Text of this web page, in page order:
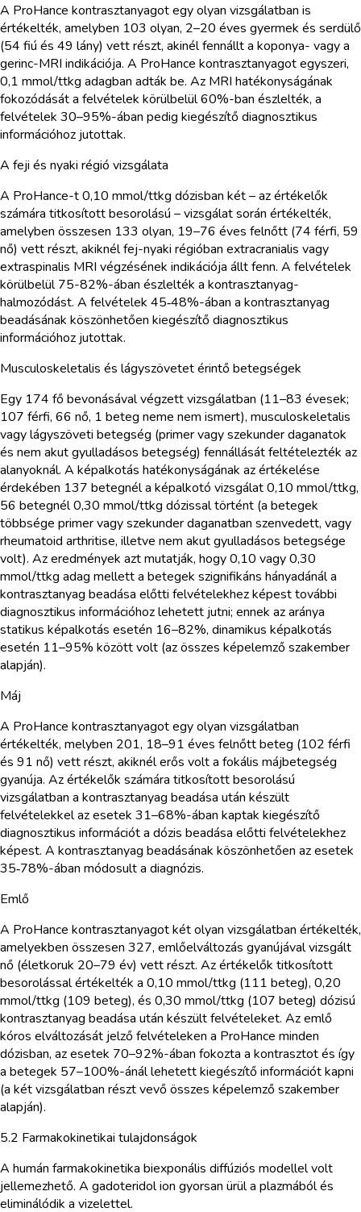
A ProHance kontrasztanyagot egy olyan vizsgálatban is
értékelték, amelyben 103 olyan, 2–20 éves gyermek és serdülő
(54 fiú és 49 lány) vett részt, akinél fennállt a koponya- vagy a
gerinc-MRI indikációja. A ProHance kontrasztanyagot egyszeri,
0,1 mmol/ttkg adagban adták be. Az MRI hatékonyságának
fokozódását a felvételek körülbelül 60%-ban észlelték, a
felvételek 30–95%-ában pedig kiegészítő diagnosztikus
információhoz jutottak.
A feji és nyaki régió vizsgálata
A ProHance-t 0,10 mmol/ttkg dózisban két – az értékelők
számára titkosított besorolású – vizsgálat során értékelték,
amelyben összesen 133 olyan, 19–76 éves felnőtt (74 férfi, 59
nő) vett részt, akiknél fej-nyaki régióban extracranialis vagy
extraspinalis MRI végzésének indikációja állt fenn. A felvételek
körülbelül 75-82%-ában észlelték a kontrasztanyag-
halmozódást. A felvételek 45‑48%-ában a kontrasztanyag
beadásának köszönhetően kiegészítő diagnosztikus
információhoz jutottak.
Musculoskeletalis és lágyszövetet érintő betegségek
Egy 174 fő bevonásával végzett vizsgálatban (11–83 évesek;
107 férfi, 66 nő, 1 beteg neme nem ismert), musculoskeletalis
vagy lágyszöveti betegség (primer vagy szekunder daganatok
és nem akut gyulladásos betegség) fennállását feltételezték az
alanyoknál. A képalkotás hatékonyságának az értékelése
érdekében 137 betegnél a képalkotó vizsgálat 0,10 mmol/ttkg,
56 betegnél 0,30 mmol/ttkg dózissal történt (a betegek
többsége primer vagy szekunder daganatban szenvedett, vagy
rheumatoid arthritise, illetve nem akut gyulladásos betegsége
volt). Az eredmények azt mutatják, hogy 0,10 vagy 0,30
mmol/ttkg adag mellett a betegek szignifikáns hányadánál a
kontrasztanyag beadása előtti felvételekhez képest további
diagnosztikus információhoz lehetett jutni; ennek az aránya
statikus képalkotás esetén 16–82%, dinamikus képalkotás
esetén 11–95% között volt (az összes képelemző szakember
alapján).
Máj
A ProHance kontrasztanyagot egy olyan vizsgálatban
értékelték, melyben 201, 18–91 éves felnőtt beteg (102 férfi
és 91 nő) vett részt, akiknél erős volt a fokális májbetegség
gyanúja. Az értékelők számára titkosított besorolású
vizsgálatban a kontrasztanyag beadása után készült
felvételekkel az esetek 31–68%-ában kaptak kiegészítő
diagnosztikus információt a dózis beadása előtti felvételekhez
képest. A kontrasztanyag beadásának köszönhetően az esetek
35‑78%-ában módosult a diagnózis.
Emlő
A ProHance kontrasztanyagot két olyan vizsgálatban értékelték,
amelyekben összesen 327, emlőelváltozás gyanújával vizsgált
nő (életkoruk 20–79 év) vett részt. Az értékelők titkosított
besorolással értékelték a 0,10 mmol/ttkg (111 beteg), 0,20
mmol/ttkg (109 beteg), és 0,30 mmol/ttkg (107 beteg) dózisú
kontrasztanyag beadása után készült felvételeket. Az emlő
kóros elváltozását jelző felvételeken a ProHance minden
dózisban, az esetek 70–92%-ában fokozta a kontrasztot és így
a betegek 57–100%-ánál lehetett kiegészítő információt kapni
(a két vizsgálatban részt vevő összes képelemző szakember
alapján).
5.2 Farmakokinetikai tulajdonságok
A humán farmakokinetika biexponális diffúziós modellel volt
jellemezhető. A gadoteridol ion gyorsan ürül a plazmából és
eliminálódik a vizelettel.